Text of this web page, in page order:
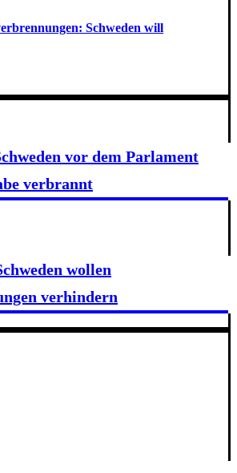
Schweden will
vor dem Parlament
verbrannt
wollen
verhindern